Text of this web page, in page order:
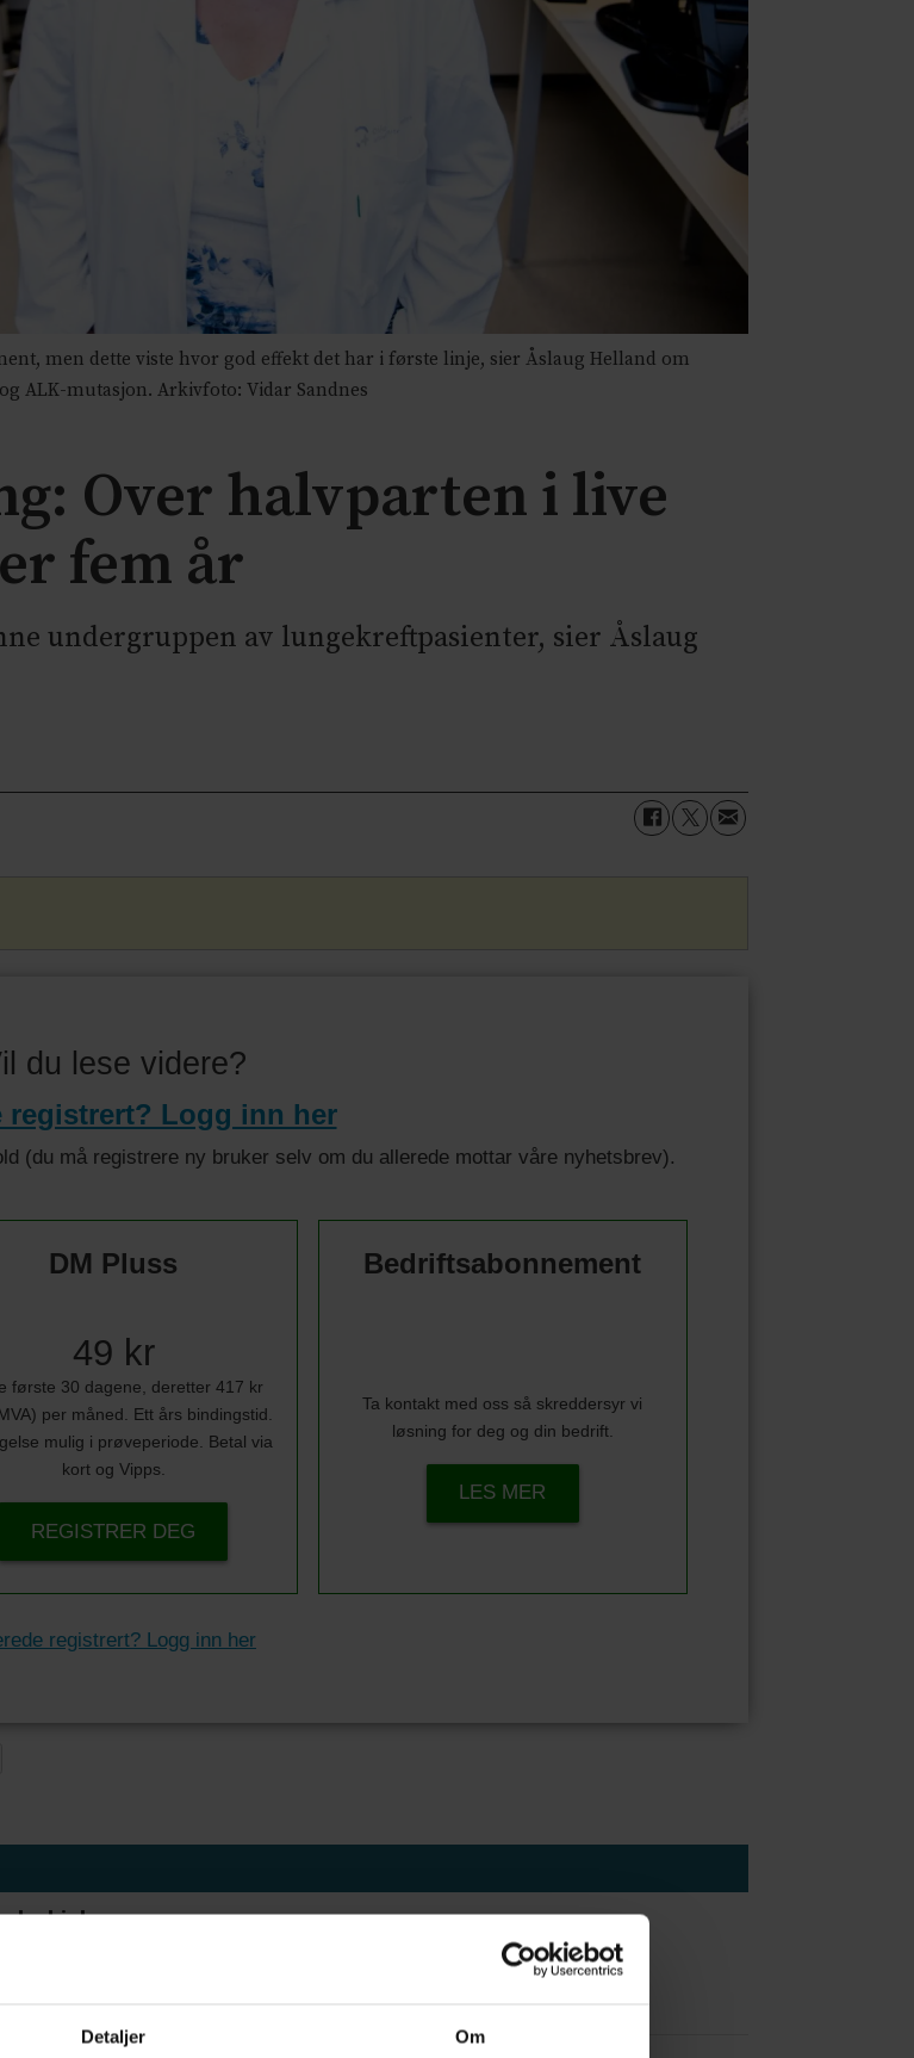
Detaljer Om
men dette viste hvor god effekt det har i første linje, sier Åslaug Helland om
ALK-mutasjon. Arkivfoto: Vidar Sandnes
Over halvparten i live
fem år
undergruppen av lungekreftpasienter, sier Åslaug
du lese videre?
registrert? Logg inn her
(du må registrere ny bruker selv om du allerede mottar våre nyhetsbrev).
DM Pluss
49 kr
første 30 dagene, deretter 417 kr
per måned. Ett års bindingstid.
mulig i prøveperiode. Betal via
kort og Vipps.
REGISTRER DEG
Bedriftsabonnement
Ta kontakt med oss så skreddersyr vi
løsning for deg og din bedrift.
LES MER
registrert? Logg inn her